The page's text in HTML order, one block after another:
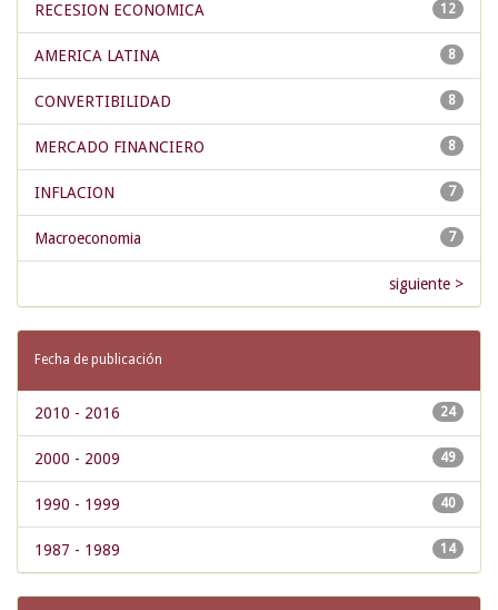
12
RECESION ECONOMICA
8
AMERICA LATINA
8
CONVERTIBILIDAD
8
MERCADO FINANCIERO
7
INFLACION
7
Macroeconomia
siguiente >
Fecha de publicación
24
2010 - 2016
49
2000 - 2009
40
1990 - 1999
14
1987 - 1989